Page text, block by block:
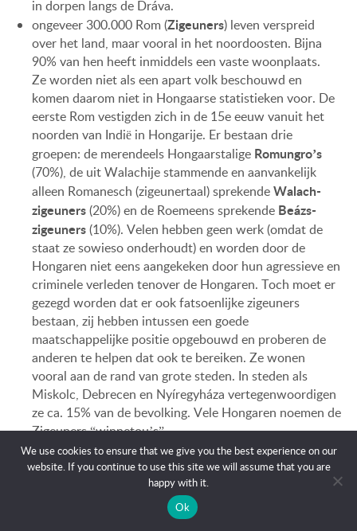
in dorpen langs de Dráva.
ongeveer 300.000 Rom (Zigeuners) leven verspreid
over het land, maar vooral in het noordoosten. Bijna
90% van hen heeft inmiddels een vaste woonplaats.
Ze worden niet als een apart volk beschouwd en
komen daarom niet in Hongaarse statistieken voor. De
eerste Rom vestigden zich in de 15e eeuw vanuit het
noorden van Indië in Hongarije. Er bestaan drie
groepen: de merendeels Hongaarstalige Romungro’s
(70%), de uit Walachije stammende en aanvankelijk
alleen Romanesch (zigeunertaal) sprekendeWalach-
zigeuners(20%) en de Roemeens sprekende Beázs-
zigeuners(10%). Velen hebben geen werk (omdat de
staat ze sowieso onderhoudt) en worden door de
Hongaren niet eens aangekeken door hun agressieve en
criminele verleden tenover de Hongaren. Toch moet er
gezegd worden dat er ook fatsoenlijke zigeuners
bestaan, zij hebben intussen een goede
maatschappelijke positie opgebouwd en proberen de
anderen te helpen dat ook te bereiken. Ze wonen
vooral aan de rand van grote steden. In steden als
Miskolc, Debrecen en Nyíregyháza vertegenwoordigen
ze ca. 15% van de bevolking. Vele Hongaren noemen de
Zigeuners “winnetou’s”.
ADMINISTRATIEVE INDELING
19 provincies
districten en 3199 gemeenten. Ze worden bestuurd door
We use cookies to ensure that we give you the best experience on our
website. If you continue to use this site we will assume that you are
happy with it.
Ok
We updated our privacy policy. Our site uses
cookies.Details... OK